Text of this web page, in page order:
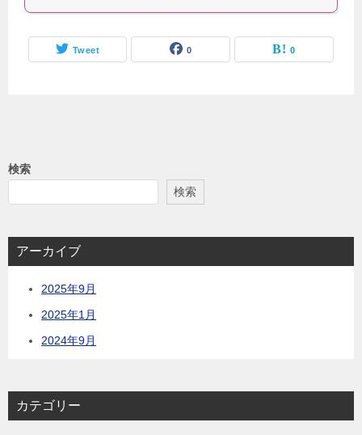
Tweet 0 0
検索
検索
アーカイブ
2025年9月
2025年1月
2024年9月
カテゴリー